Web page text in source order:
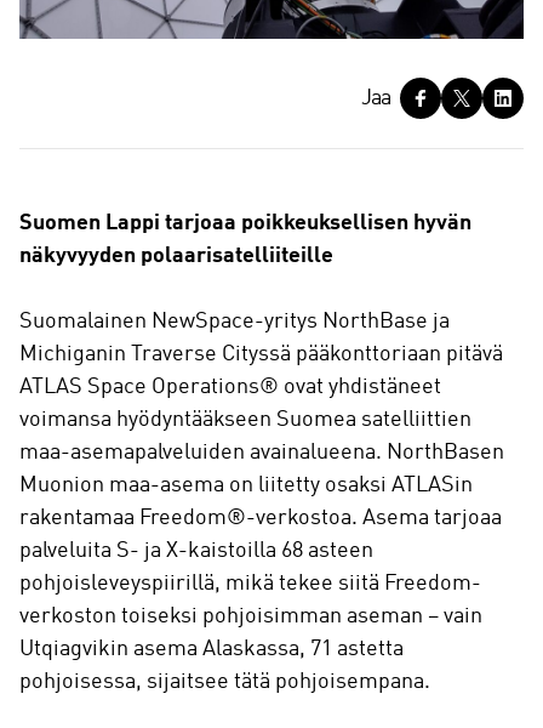
a
Jaa
Suomen Lappi tarjoaa poikkeuksellisen hyvän
näkyvyyden polaarisatelliiteille
Suomalainen NewSpace-yritys NorthBase ja
Michiganin Traverse Cityssä pääkonttoriaan pitävä
ATLAS Space Operations® ovat yhdistäneet
voimansa hyödyntääkseen Suomea satelliittien
maa-asemapalveluiden avainalueena. NorthBasen
Muonion maa-asema on liitetty osaksi ATLASin
rakentamaa Freedom®-verkostoa. Asema tarjoaa
palveluita S- ja X-kaistoilla 68 asteen
pohjoisleveyspiirillä, mikä tekee siitä Freedom-
verkoston toiseksi pohjoisimman aseman – vain
Utqiagvikin asema Alaskassa, 71 astetta
pohjoisessa, sijaitsee tätä pohjoisempana.